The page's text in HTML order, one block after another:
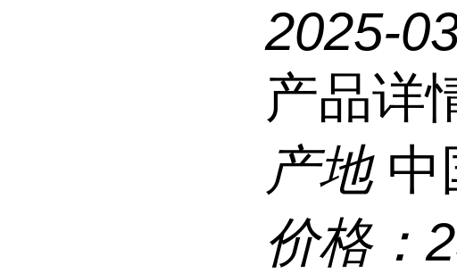
2025-
产品详
产地 中
价格：